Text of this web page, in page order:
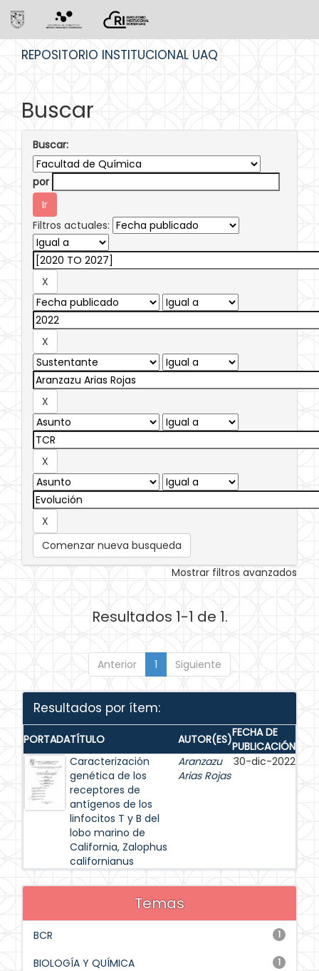
REPOSITORIO INSTITUCIONAL UAQ
Buscar
Buscar:
por
Filtros actuales:
Comenzar nueva busqueda
Mostrar filtros avanzados
Resultados 1-1 de 1.
Anterior 1 Siguiente
Resultados por ítem:
PORTADATÍTULO AUTOR(ES)FECHA DE
PUBLICACIÓN
Caracterización
genética de los
receptores de
antígenos de los
linfocitos T y B del
lobo marino de
California, Zalophus
californianus
Aranzazu
Arias Rojas
30-dic-2022
Temas
1
BCR
1
BIOLOGÍA Y QUÍMICA